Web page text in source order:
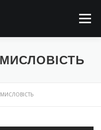
Меню
МАТЕРІАЛИ
КОНТАКТИ